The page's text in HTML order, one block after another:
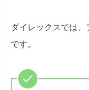
ダイレックスでは、
です。